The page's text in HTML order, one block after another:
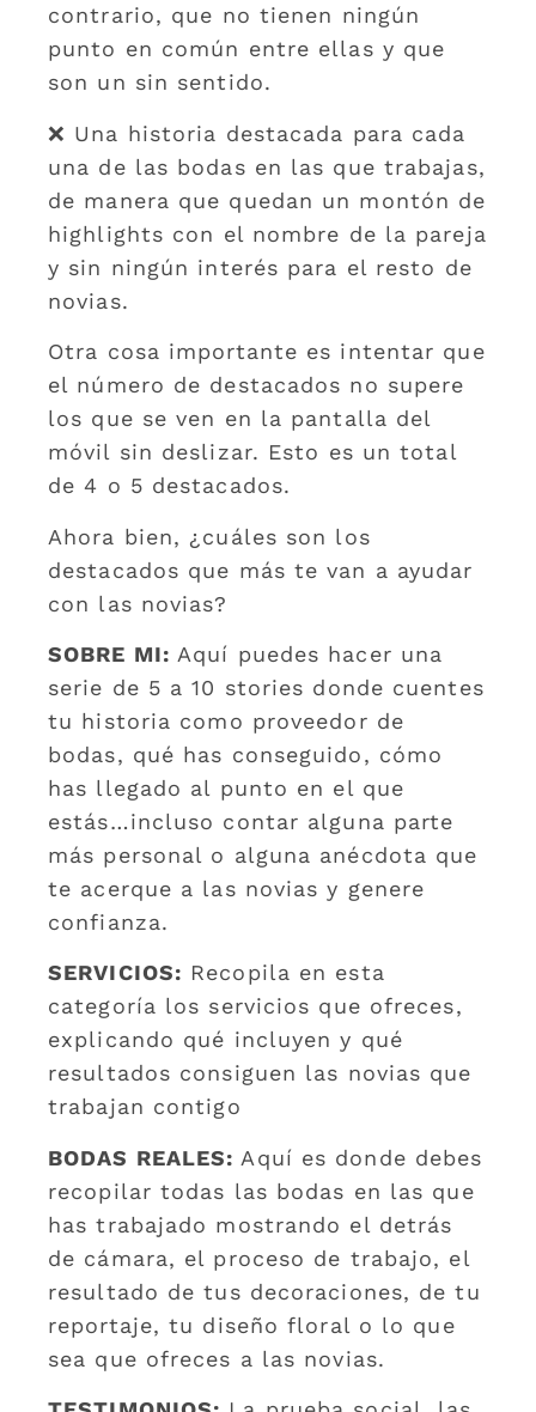
contrario, que no tienen ningún
punto en común entre ellas y que
son un sin sentido.
❌ Una historia destacada para cada
una de las bodas en las que trabajas,
de manera que quedan un montón de
highlights con el nombre de la pareja
y sin ningún interés para el resto de
novias.
Otra cosa importante es intentar que
el número de destacados no supere
los que se ven en la pantalla del
móvil sin deslizar. Esto es un total
de 4 o 5 destacados.
Ahora bien, ¿cuáles son los
destacados que más te van a ayudar
con las novias?
SOBRE MI: Aquí puedes hacer una
serie de 5 a 10 stories donde cuentes
tu historia como proveedor de
bodas, qué has conseguido, cómo
has llegado al punto en el que
estás…incluso contar alguna parte
más personal o alguna anécdota que
te acerque a las novias y genere
confianza.
SERVICIOS: Recopila en esta
categoría los servicios que ofreces,
explicando qué incluyen y qué
resultados consiguen las novias que
trabajan contigo
BODAS REALES: Aquí es donde debes
recopilar todas las bodas en las que
has trabajado mostrando el detrás
de cámara, el proceso de trabajo, el
resultado de tus decoraciones, de tu
reportaje, tu diseño floral o lo que
sea que ofreces a las novias.